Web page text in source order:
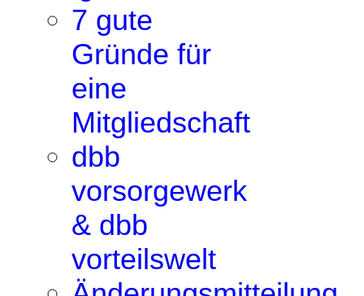
7 gute
Gründe für
eine
Mitgliedschaft
dbb
vorsorgewerk
& dbb
vorteilswelt